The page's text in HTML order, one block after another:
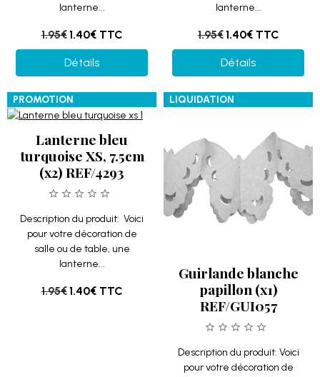
lanterne...
1.95€1.40€ TTC
Détails
lanterne...
1.95€1.40€ TTC
Détails
PROMOTION
Lanterne bleu
turquoise XS, 7.5cm
(x2) REF/4293
Description du produit: Voici
pour votre décoration de
salle ou de table, une
lanterne...
1.95€1.40€ TTC
LIQUIDATION
Guirlande blanche
papillon (x1)
REF/GUI057
Description du produit: Voici
pour votre décoration de